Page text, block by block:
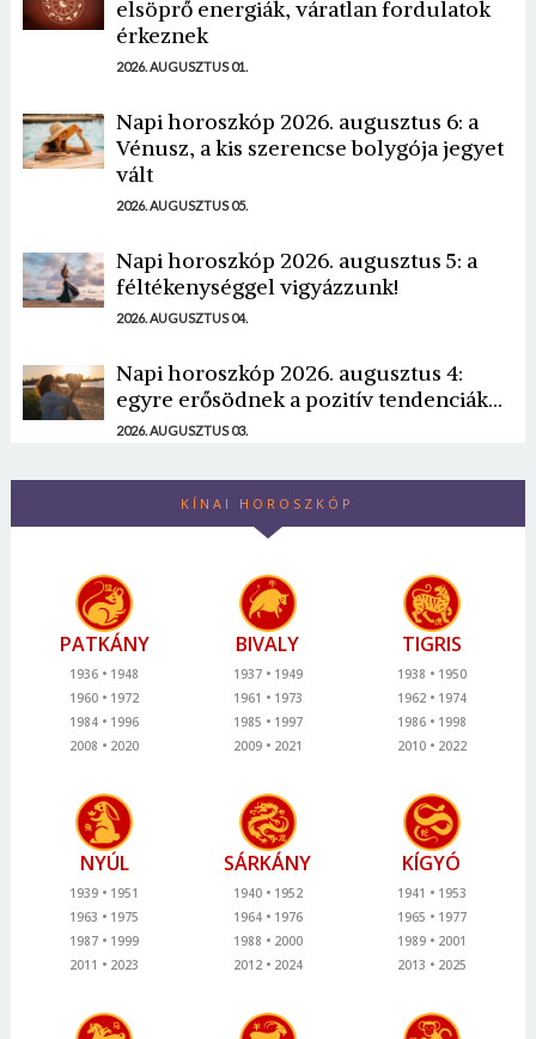
elsöprő energiák, váratlan fordulatok
érkeznek
2026. AUGUSZTUS 01.
Napi horoszkóp 2026. augusztus 6: a
Vénusz, a kis szerencse bolygója jegyet
vált
2026. AUGUSZTUS 05.
Napi horoszkóp 2026. augusztus 5: a
féltékenységgel vigyázzunk!
2026. AUGUSZTUS 04.
Napi horoszkóp 2026. augusztus 4:
egyre erősödnek a pozitív tendenciák...
2026. AUGUSZTUS 03.
KÍNAI HOROSZKÓP
PATKÁNY
1936
1948
1960
1972
1984
1996
2008
2020
BIVALY
1937
1949
1961
1973
1985
1997
2009
2021
TIGRIS
1938
1950
1962
1974
1986
1998
2010
2022
NYÚL
1939
1951
1963
1975
1987
1999
2011
2023
SÁRKÁNY
1940
1952
1964
1976
1988
2000
2012
2024
KÍGYÓ
1941
1953
1965
1977
1989
2001
2013
2025